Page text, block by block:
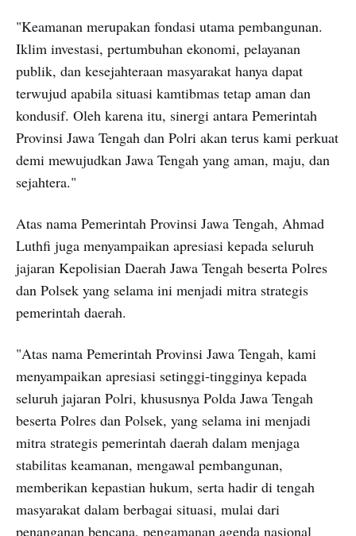
"Keamanan merupakan fondasi utama pembangunan.
Iklim investasi, pertumbuhan ekonomi, pelayanan
publik, dan kesejahteraan masyarakat hanya dapat
terwujud apabila situasi kamtibmas tetap aman dan
kondusif. Oleh karena itu, sinergi antara Pemerintah
Provinsi Jawa Tengah dan Polri akan terus kami perkuat
demi mewujudkan Jawa Tengah yang aman, maju, dan
sejahtera."
Atas nama Pemerintah Provinsi Jawa Tengah, Ahmad
Luthfi juga menyampaikan apresiasi kepada seluruh
jajaran Kepolisian Daerah Jawa Tengah beserta Polres
dan Polsek yang selama ini menjadi mitra strategis
pemerintah daerah.
"Atas nama Pemerintah Provinsi Jawa Tengah, kami
menyampaikan apresiasi setinggi-tingginya kepada
seluruh jajaran Polri, khususnya Polda Jawa Tengah
beserta Polres dan Polsek, yang selama ini menjadi
mitra strategis pemerintah daerah dalam menjaga
stabilitas keamanan, mengawal pembangunan,
memberikan kepastian hukum, serta hadir di tengah
masyarakat dalam berbagai situasi, mulai dari
penanganan bencana, pengamanan agenda nasional